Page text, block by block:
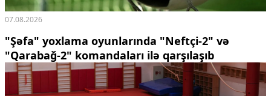
07.08.2026
"Şəfa" yoxlama oyunlarında "Neftçi-2" və
"Qarabağ-2" komandaları ilə qarşılaşıb